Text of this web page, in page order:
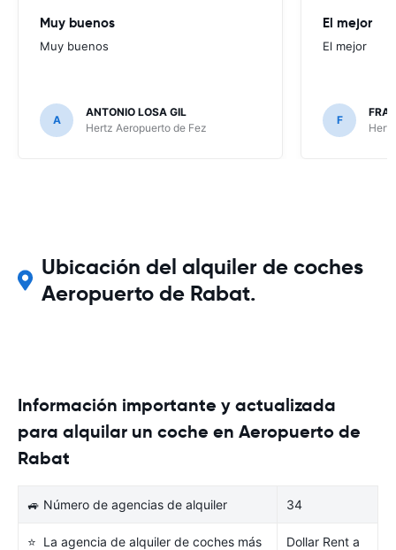
Muy buenos
Muy buenos
A
ANTONIO LOSA GIL
Hertz Aeropuerto de Fez
El mejor
El mejor
F
Ubicación del alquiler de coches
Aeropuerto de Rabat.
Información importante y actualizada
para alquilar un coche en Aeropuerto de
Rabat
🚙 Número de agencias de alquiler 34
⭐ La agencia de alquiler de coches más
Dollar Rent a